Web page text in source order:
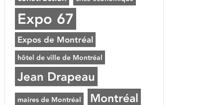
Expo 67
Expos de Montréal
hôtel de ville de Montréal
Jean Drapeau
maires de Montréal Montréal